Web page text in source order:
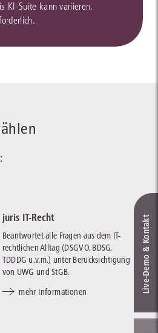
KI-Suite kann variieren.
juris IT-Recht
Beantwortet alle Fragen aus dem IT-
rechtlichen Alltag (DSGVO, BDSG,
TDDDG u.v.m.) unter Berücksichtigung
von UWG und StGB.
mehr Informationen
Live‑Demo & Kontakt